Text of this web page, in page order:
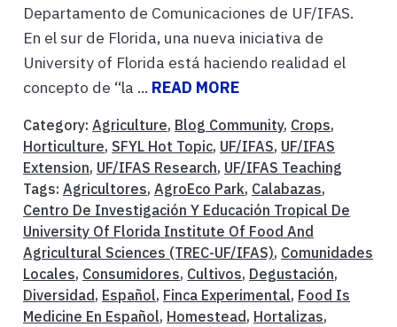
Departamento de Comunicaciones de UF/IFAS.
En el sur de Florida, una nueva iniciativa de
University of Florida está haciendo realidad el
concepto de “la ... READ MORE
Category: Agriculture, Blog Community, Crops,
Horticulture, SFYL Hot Topic, UF/IFAS, UF/IFAS
Extension, UF/IFAS Research, UF/IFAS Teaching
Tags: Agricultores, AgroEco Park, Calabazas,
Centro De Investigación Y Educación Tropical De
University Of Florida Institute Of Food And
Agricultural Sciences (TREC-UF/IFAS), Comunidades
Locales, Consumidores, Cultivos, Degustación,
Diversidad , Español, Finca Experimental, Food Is
Medicine En Español, Homestead , Hortalizas,